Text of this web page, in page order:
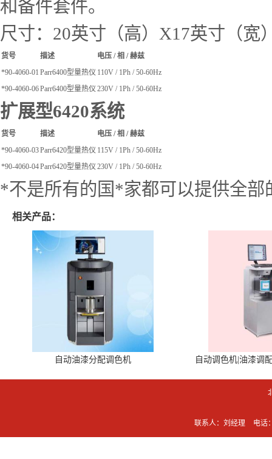
和备件套件。
尺寸：20英寸（高）X17英寸（宽
货号 描述
电压 / 相 / 赫兹
*90-4060-01 Parr6400型量热仪 110V / 1Ph / 50-60Hz
*90-4060-06Parr6400型量热仪 230V / 1Ph / 50-60Hz
扩展型6420系统
货号 描述
电压 / 相 / 赫兹
*90-4060-03Parr6420型量热仪 115V / 1Ph / 50-60Hz
*90-4060-04Parr6420型量热仪 230V / 1Ph / 50-60Hz
*不是所有的国*家都可以提供全
相关产品：
自动油漆分配调色机 自动调色机|油漆调
联系人：刘经理 电话